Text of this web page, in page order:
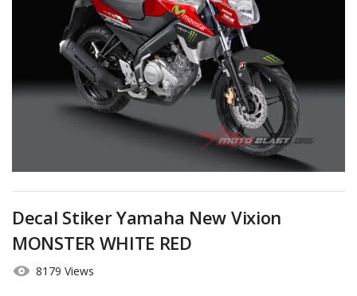
Remember me
Login
Lost password?
Decal Stiker Yamaha New Vixion
MONSTER WHITE RED
8179 Views